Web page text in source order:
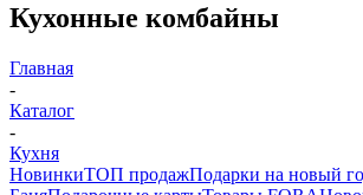
Кухонные комбайны
Главная
-
Каталог
-
Кухня
НовинкиТОП продажПодарки на новый